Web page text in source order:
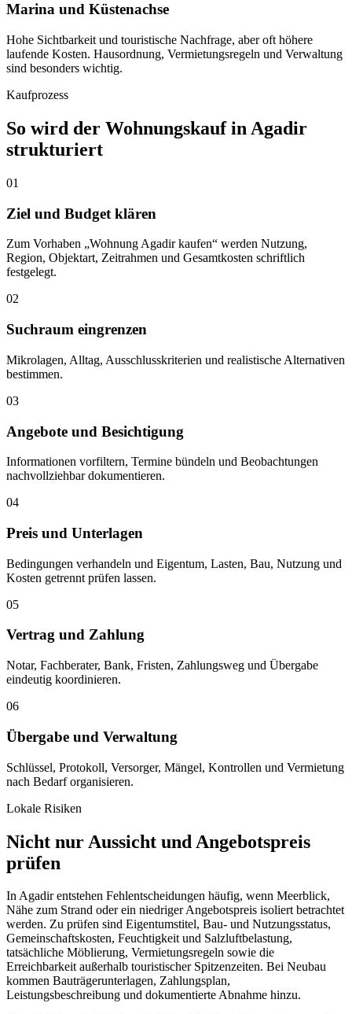
Marina und Küstenachse
Hohe Sichtbarkeit und touristische Nachfrage, aber oft höhere
laufende Kosten. Hausordnung, Vermietungsregeln und Verwaltung
sind besonders wichtig.
Kaufprozess
So wird der Wohnungskauf in Agadir
strukturiert
01
Ziel und Budget klären
Zum Vorhaben „Wohnung Agadir kaufen“ werden Nutzung,
Region, Objektart, Zeitrahmen und Gesamtkosten schriftlich
festgelegt.
02
Suchraum eingrenzen
Mikrolagen, Alltag, Ausschlusskriterien und realistische Alternativen
bestimmen.
03
Angebote und Besichtigung
Informationen vorfiltern, Termine bündeln und Beobachtungen
nachvollziehbar dokumentieren.
04
Preis und Unterlagen
Bedingungen verhandeln und Eigentum, Lasten, Bau, Nutzung und
Kosten getrennt prüfen lassen.
05
Vertrag und Zahlung
Notar, Fachberater, Bank, Fristen, Zahlungsweg und Übergabe
eindeutig koordinieren.
06
Übergabe und Verwaltung
Schlüssel, Protokoll, Versorger, Mängel, Kontrollen und Vermietung
nach Bedarf organisieren.
Lokale Risiken
Nicht nur Aussicht und Angebotspreis
prüfen
In Agadir entstehen Fehlentscheidungen häufig, wenn Meerblick,
Nähe zum Strand oder ein niedriger Angebotspreis isoliert betrachtet
werden. Zu prüfen sind Eigentumstitel, Bau- und Nutzungsstatus,
Gemeinschaftskosten, Feuchtigkeit und Salzluftbelastung,
tatsächliche Möblierung, Vermietungsregeln sowie die
Erreichbarkeit außerhalb touristischer Spitzenzeiten. Bei Neubau
kommen Bauträgerunterlagen, Zahlungsplan,
Leistungsbeschreibung und dokumentierte Abnahme hinzu.